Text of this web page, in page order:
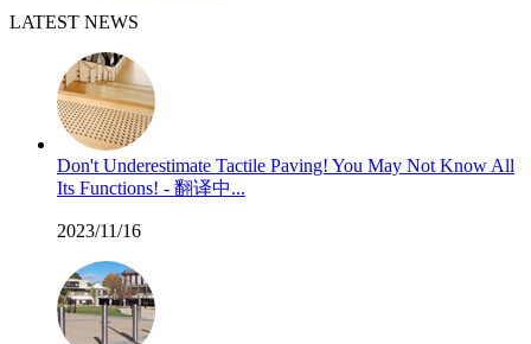
LATEST NEWS
Don't Underestimate Tactile Paving! You May Not Know All
Its Functions! - 翻译中...
2023/11/16